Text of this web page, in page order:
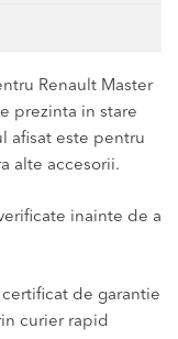
Renault Master
prezinta in stare
afisat este pentru
alte accesorii.
inainte de a
de garantie
curier rapid